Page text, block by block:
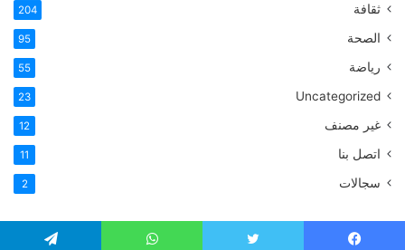
ثقافة 204
الصحة 95
رياضة 55
Uncategorized
23
غير مصنف 12
اتصل بنا 11
سجالات 2